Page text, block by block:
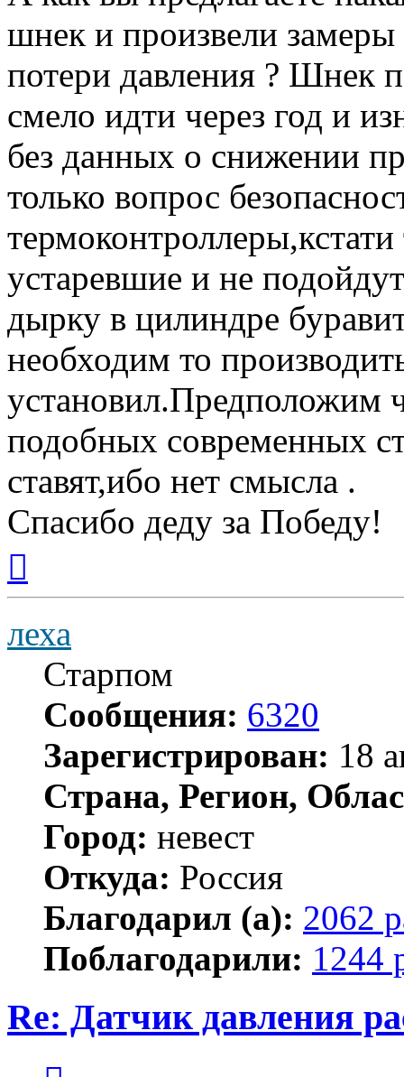
шнек и произвели
потери давления ? Шнек
смело идти через год и
без данных о снижении
только вопрос
устаревшие и не
дырку в цилиндре
необходим то
установил.Предположим
подобных современных
ставят,ибо нет смысла .
Спасибо деду за Победу!
началу
леха
Старпом
Сообщения: 6320
Зарегистрирован: 18
Страна, Регион,
Город: невест
Откуда: Россия
Благодарил (а): 2062
Поблагодарили: 1244
Re: Датчик давления